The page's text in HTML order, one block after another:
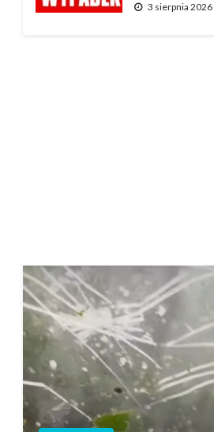
3 sierpnia 2026